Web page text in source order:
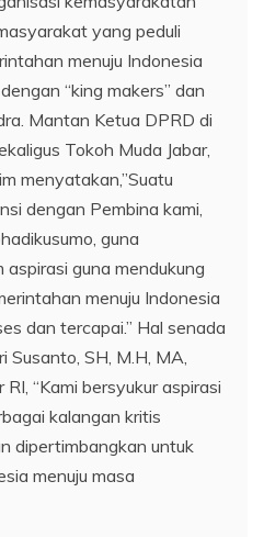
yang peduli
menuju Indonesia
“king makers” dan
Mantan Ketua DPRD di
Tokoh Muda Jabar,
menyatakan,”Suatu
dengan Pembina kami,
guna
guna mendukung
menuju Indonesia
dan tercapai.” Hal senada
Susanto, SH, M.H, MA,
“Kami bersyukur aspirasi
kalangan kritis
dipertimbangkan untuk
menuju masa